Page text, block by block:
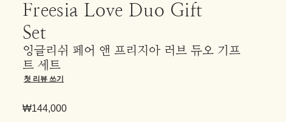
Freesia Love Duo Gift
Set
잉글리쉬 페어 앤 프리지아 러브 듀오 기프
트 세트
첫 리뷰 쓰기
₩144,000